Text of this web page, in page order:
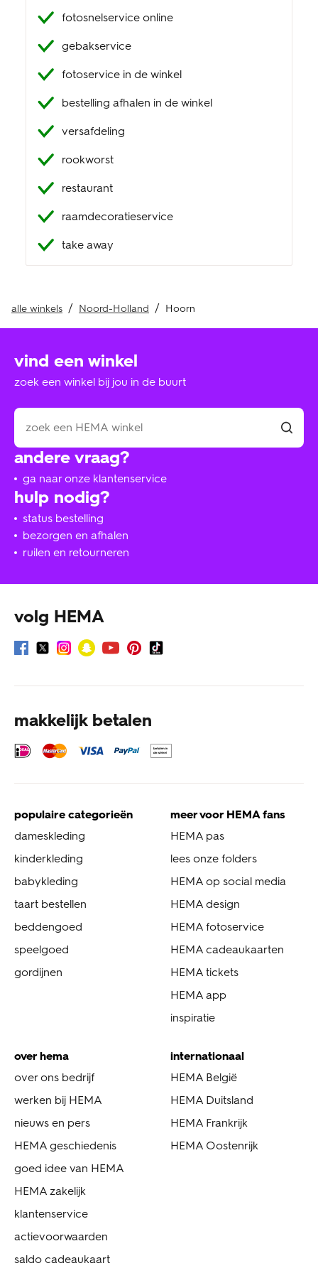
klantenservice
fotosnelservice online
gebakservice
fotoservice in de winkel
bestelling afhalen in de winkel
versafdeling
rookworst
restaurant
raamdecoratieservice
take away
alle winkels Noord-Holland Hoorn
hulp nodig?
status bestelling
bezorgen en afhalen
ruilen en retourneren
andere vraag?
ga naar onze klantenservice
vind een winkel
zoek een winkel bij jou in de buurt
volg HEMA
makkelijk betalen
populaire categorieën
dameskleding
kinderkleding
babykleding
taart bestellen
beddengoed
speelgoed
gordijnen
meer voor HEMA fans
HEMA pas
lees onze folders
HEMA op social media
HEMA design
HEMA fotoservice
HEMA cadeaukaarten
HEMA tickets
HEMA app
inspiratie
over hema
over ons bedrijf
werken bij HEMA
nieuws en pers
HEMA geschiedenis
goed idee van HEMA
HEMA zakelijk
klantenservice
actievoorwaarden
saldo cadeaukaart
internationaal
HEMA België
HEMA Duitsland
HEMA Frankrijk
HEMA Oostenrijk